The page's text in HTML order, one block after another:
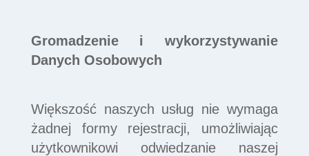
Gromadzenie i wykorzystywanie
Danych Osobowych
Większość naszych usług nie wymaga
żadnej formy rejestracji, umożliwiając
użytkownikowi odwiedzanie naszej